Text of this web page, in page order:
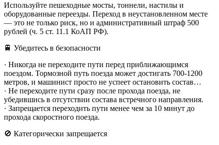
Используйте пешеходные мосты, тоннели, настилы и
оборудованные переезды. Переход в неустановленном месте
— это не только риск, но и административный штраф 500
рублей (ч. 5 ст. 11.1 КоАП РФ).
🚆 Убедитесь в безопасности
· Никогда не переходите пути перед приближающимся
поездом. Тормозной путь поезда может достигать 700-1200
метров, и машинист просто не успеет остановить состав…
· Не переходите пути сразу после прохода поезда, не
убедившись в отсутствии состава встречного направления.
· Запрещается переходить пути менее чем за 10 минут до
прохода скоростного поезда.
🚫 Категорически запрещается